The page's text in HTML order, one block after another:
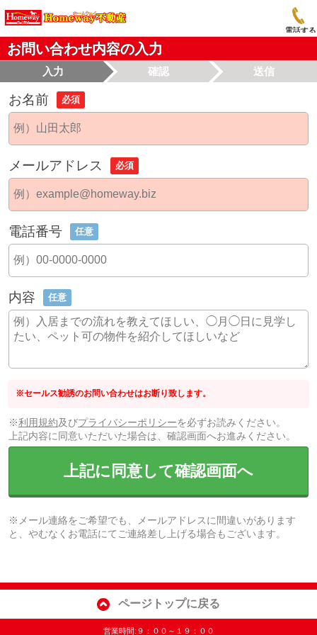
電話する
お問い合わせ内容の入力
入力 確認 送信
お名前 必須
メールアドレス 必須
電話番号 任意
内容 任意
※セールス勧誘のお問い合わせはお断り致します。
※利用規約及びプライバシーポリシーを必ずお読みください。
上記内容に同意いただいた場合は、確認画面へお進みください。
上記に同意して確認画面へ
※メール連絡をご希望でも、メールアドレスに間違いがあります
と、やむなくお電話にてご連絡差し上げる場合もございます。
ページトップに戻る
営業時間:９：００～１９：００